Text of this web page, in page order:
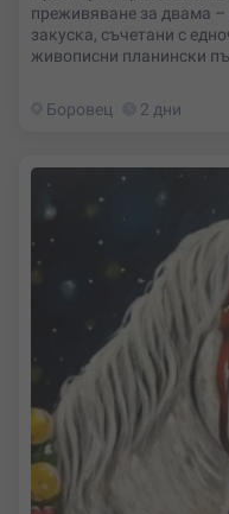
преживяване за двама
закуска, съчетани с
живописни планински
Боровец 2 дни